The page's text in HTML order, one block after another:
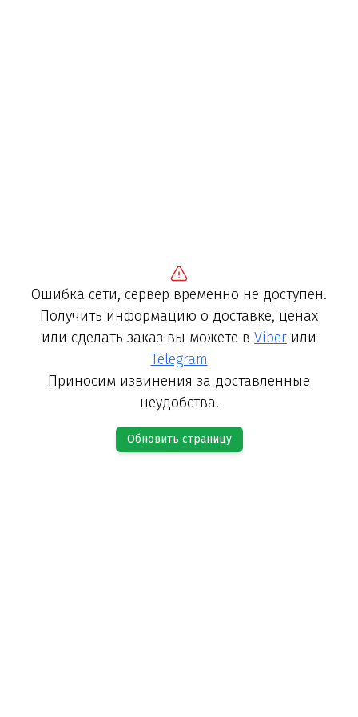
Ошибка сети, сервер временно не доступен.
Получить информацию о доставке, ценах
или сделать заказ вы можете в Viber или
Telegram
Приносим извинения за доставленные
неудобства!
Обновить страницу